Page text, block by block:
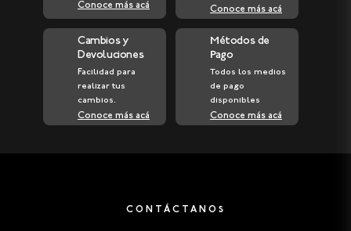
Conoce más acá Conoce más acá
Cambios y
Devoluciones
Facilidad para
realizar tus
cambios.
Conoce más acá
Métodos de
Pago
Todos los medios
de pago
disponibles
Conoce más acá
CONTÁCTANOS